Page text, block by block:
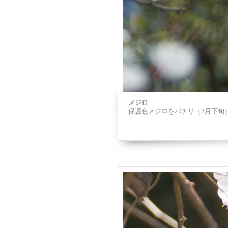
メジロ
保護色メジロをパチリ（3月下旬